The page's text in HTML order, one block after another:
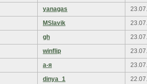
yanagas
MSlavik
gh
winflip
а-я
dinya_1